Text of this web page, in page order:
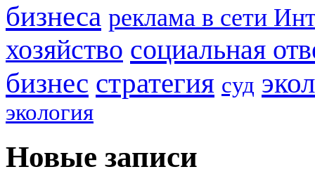
бизнеса реклама в сети
хозяйство социальная
бизнес стратегия суд
экология
Новые записи